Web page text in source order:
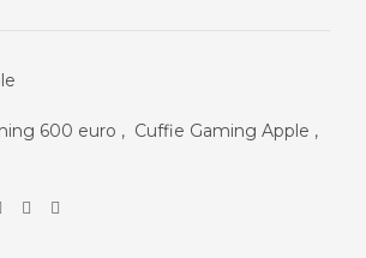
600 euro , Cuffie Gaming Apple ,